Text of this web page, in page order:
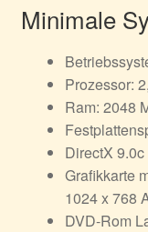
Minimale
Prozessor:
Ram: 2048
DirectX 9.0c
Grafikkarte
1024 x 768
DVD-Rom